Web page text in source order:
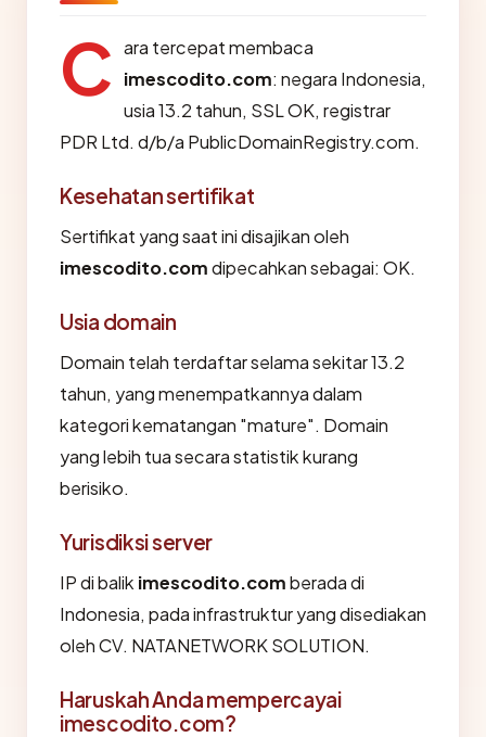
C ara tercepat membaca
imescodito.com: negara Indonesia,
usia 13.2 tahun, SSL OK, registrar
PDR Ltd. d/b/a PublicDomainRegistry.com.
Kesehatan sertifikat
Sertifikat yang saat ini disajikan oleh
imescodito.comdipecahkan sebagai: OK.
Usia domain
Domain telah terdaftar selama sekitar 13.2
tahun, yang menempatkannya dalam
kategori kematangan "mature". Domain
yang lebih tua secara statistik kurang
berisiko.
Yurisdiksi server
IP di balik imescodito.comberada di
Indonesia, pada infrastruktur yang disediakan
oleh CV. NATANETWORK SOLUTION.
Haruskah Anda mempercayai
imescodito.com?